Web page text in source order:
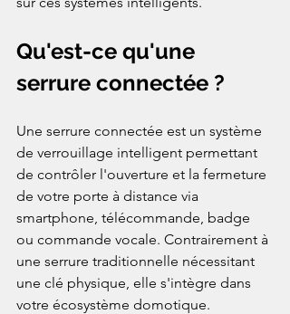
Qu'est-ce qu'une
serrure connectée ?
Une serrure connectée est un système
de verrouillage intelligent permettant
de contrôler l'ouverture et la fermeture
de votre porte à distance via
smartphone, télécommande, badge
ou commande vocale. Contrairement à
une serrure traditionnelle nécessitant
une clé physique, elle s'intègre dans
votre écosystème domotique.